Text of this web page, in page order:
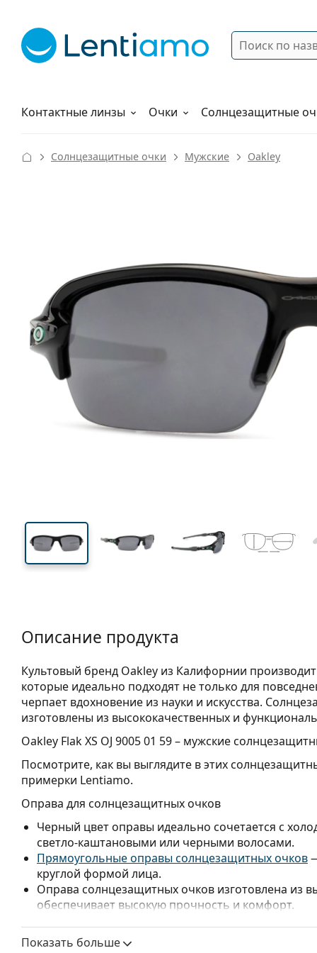
Поиск
Контактные линзы
Растворы Очки Солнцезащитные
Как заказать
Солнцезащитные очки Мужские Oakley
34 mm
Высота линзы Ширина линзы
Ширина
Описание продукта
Культовый бренд Oakley из Калифорнии
которые идеально подходят не только для
черпает вдохновение из науки и искусства.
изготовлены из высококачественных и
Oakley Flak XS OJ 9005 01 59– мужские
Посмотрите, как вы выглядите в этих
примерки Lentiamo.
Оправа для солнцезащитных очков
Черный цвет оправы идеально сочетается с
светло-каштановыми или черными волосами.
Прямоугольные оправы солнцезащитных очков
круглой формой лица.
Оправа солнцезащитных очков изготовлена из
обеспечивает высокую прочность и комфорт.
Линзы для солнцезащитных очков
Показать больше